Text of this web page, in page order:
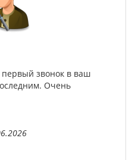
звонок в ваш
Очень